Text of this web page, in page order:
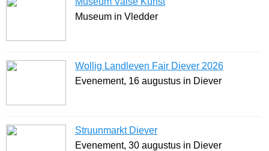
Museum in Vledder
Wollig Landleven Fair Diever 2026
Evenement, 16 augustus in Diever
Struunmarkt Diever
Evenement, 30 augustus in Diever